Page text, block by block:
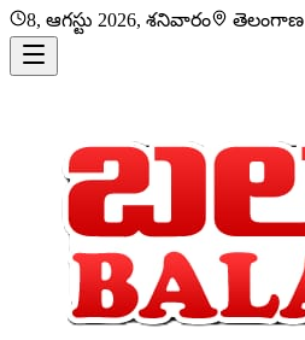
8, ఆగస్టు 2026, శనివారం తెలంగాణ